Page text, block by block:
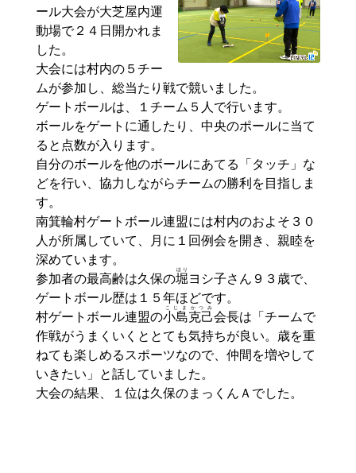
ール大会が大芝屋内運
動場で２４日開かれま
した。
大会には村内の５チー
ムが参加し、総当たり戦で競いました。
ゲートボールは、１チーム５人で行います。
ボールをゲートに通したり、中央のポールに当て
ると点数が入ります。
自分のボールを他のボールにあてる「タッチ」な
どを行い、協力しながらチームの勝利を目指しま
す。
南箕輪村ゲートボール連盟には村内のおよそ３０
人が所属していて、月に１回例会を開き、親睦を
深めています。
参加者の最高齢は久保の堀
ほり
ヨシ子さん９３歳で、
ゲートボール歴は１５年ほどです。
村ゲートボール連盟の小島
こじま
克己
かつみ
会長は「チームで
作戦がうまくいくととても気持ちが良い。歳を重
ねても楽しめるスポーツなので、仲間を増やして
いきたい」と話していました。
大会の結果、１位は久保のまっくんＡでした。